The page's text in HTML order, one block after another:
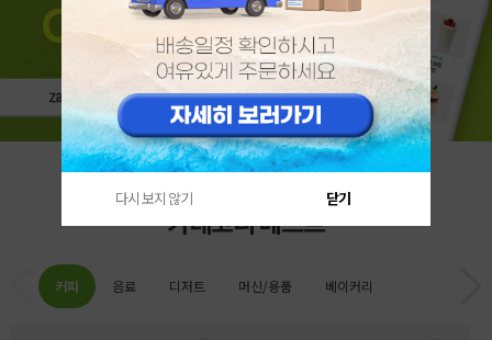
카테고리 베스트
커피 음료 디저트 머신/용품 베이커리
다시 보지 않기 닫기